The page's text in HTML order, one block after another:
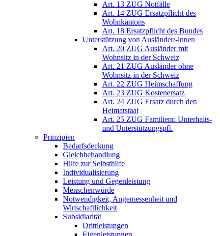
Art. 13 ZUG Notfälle
Art. 14 ZUG Ersatzpflicht des
Wohnkantons
Art. 18 Ersatzpflicht des Bundes
Unterstützung von Ausländer/-innen
Art. 20 ZUG Ausländer mit
Wohnsitz in der Schweiz
Art. 21 ZUG Ausländer ohne
Wohnsitz in der Schweiz
Art. 22 ZUG Heimschaffung
Art. 23 ZUG Kostenersatz
Art. 24 ZUG Ersatz durch den
Heimatstaat
Art. 25 ZUG Familienr. Unterhalts-
und Unterstützungspfl.
Prinzipien
Bedarfsdeckung
Gleichbehandlung
Hilfe zur Selbsthilfe
Individualisierung
Leistung und Gegenleistung
Menschenwürde
Notwendigkeit, Angemessenheit und
Wirtschaftlichkeit
Subsidiarität
Drittleistungen
Eigenleistungen